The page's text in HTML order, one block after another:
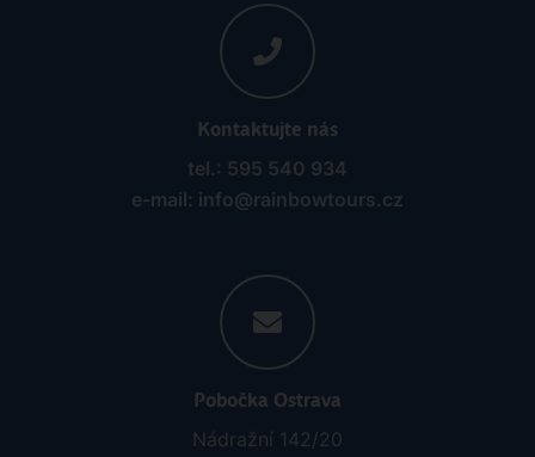
Kontaktujte nás
tel.: 595 540 934
e-mail: info@rainbowtours.cz
Pobočka Ostrava
Nádražní 142/20